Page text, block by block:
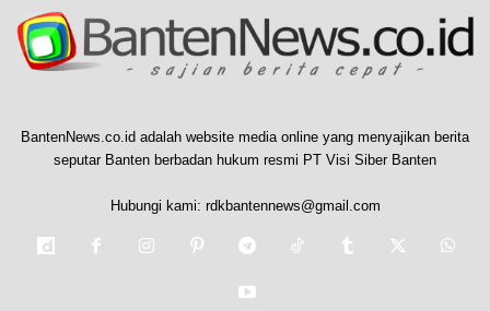
BantenNews.co.id adalah website media online yang menyajikan berita
seputar Banten berbadan hukum resmi PT Visi Siber Banten
Hubungi kami: rdkbantennews@gmail.com